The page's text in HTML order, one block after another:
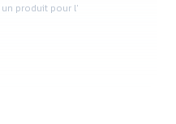
produit pour l'